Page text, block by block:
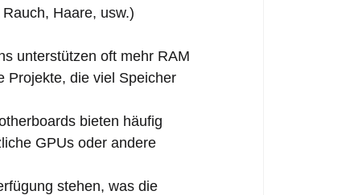
Haare, usw.)
unterstützen oft mehr RAM
Projekte, die viel Speicher
bieten häufig
GPUs oder andere
stehen, was die